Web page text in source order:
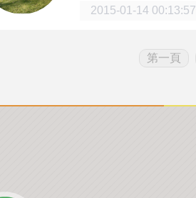
2015-01-14 00:13:57
第一頁